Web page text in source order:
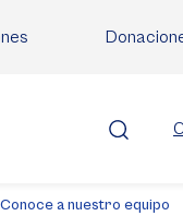
Conoce a nuestro equipo